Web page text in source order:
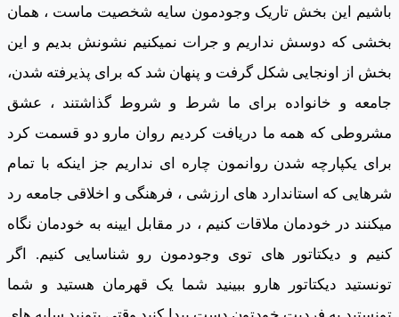
باشیم این بخش تاریک وجودمون سایه شخصیت ماست ، همان
بخشی که دوسش نداریم و جرات نمیکنیم نشونش بدیم و این
بخش از اونجایی شکل گرفت و پنهان شد که برای پذیرفته شدن،
جامعه و خانواده برای ما شرط و شروط گذاشتند ، عشق
مشروطی که همه ما دریافت کردیم روان مارو دو قسمت کرد
برای یکپارچه شدن روانمون چاره ای نداریم جز اینکه با تمام
شرهایی که استاندارد های ارزشی ، فرهنگی و اخلاقی جامعه رد
میکنند در خودمان ملاقات کنیم ، در مقابل ایینه به خودمان نگاه
کنیم و دیکتاتور های توی وجودمون رو شناسایی کنیم. اگر
تونستید دیکتاتور هارو ببینید شما یک قهرمان هستید و شما